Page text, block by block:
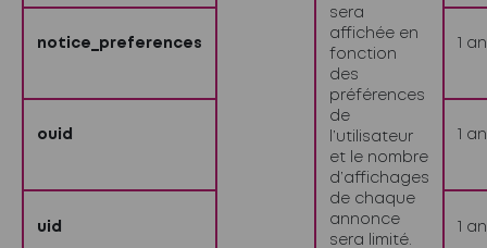
sera
affichée en
fonction
des
préférences
de
l’utilisateur
et le nombre
d’affichages
de chaque
annonce
sera limité.
notice_preferences 1 an
ouid 1 an
uid 1 an